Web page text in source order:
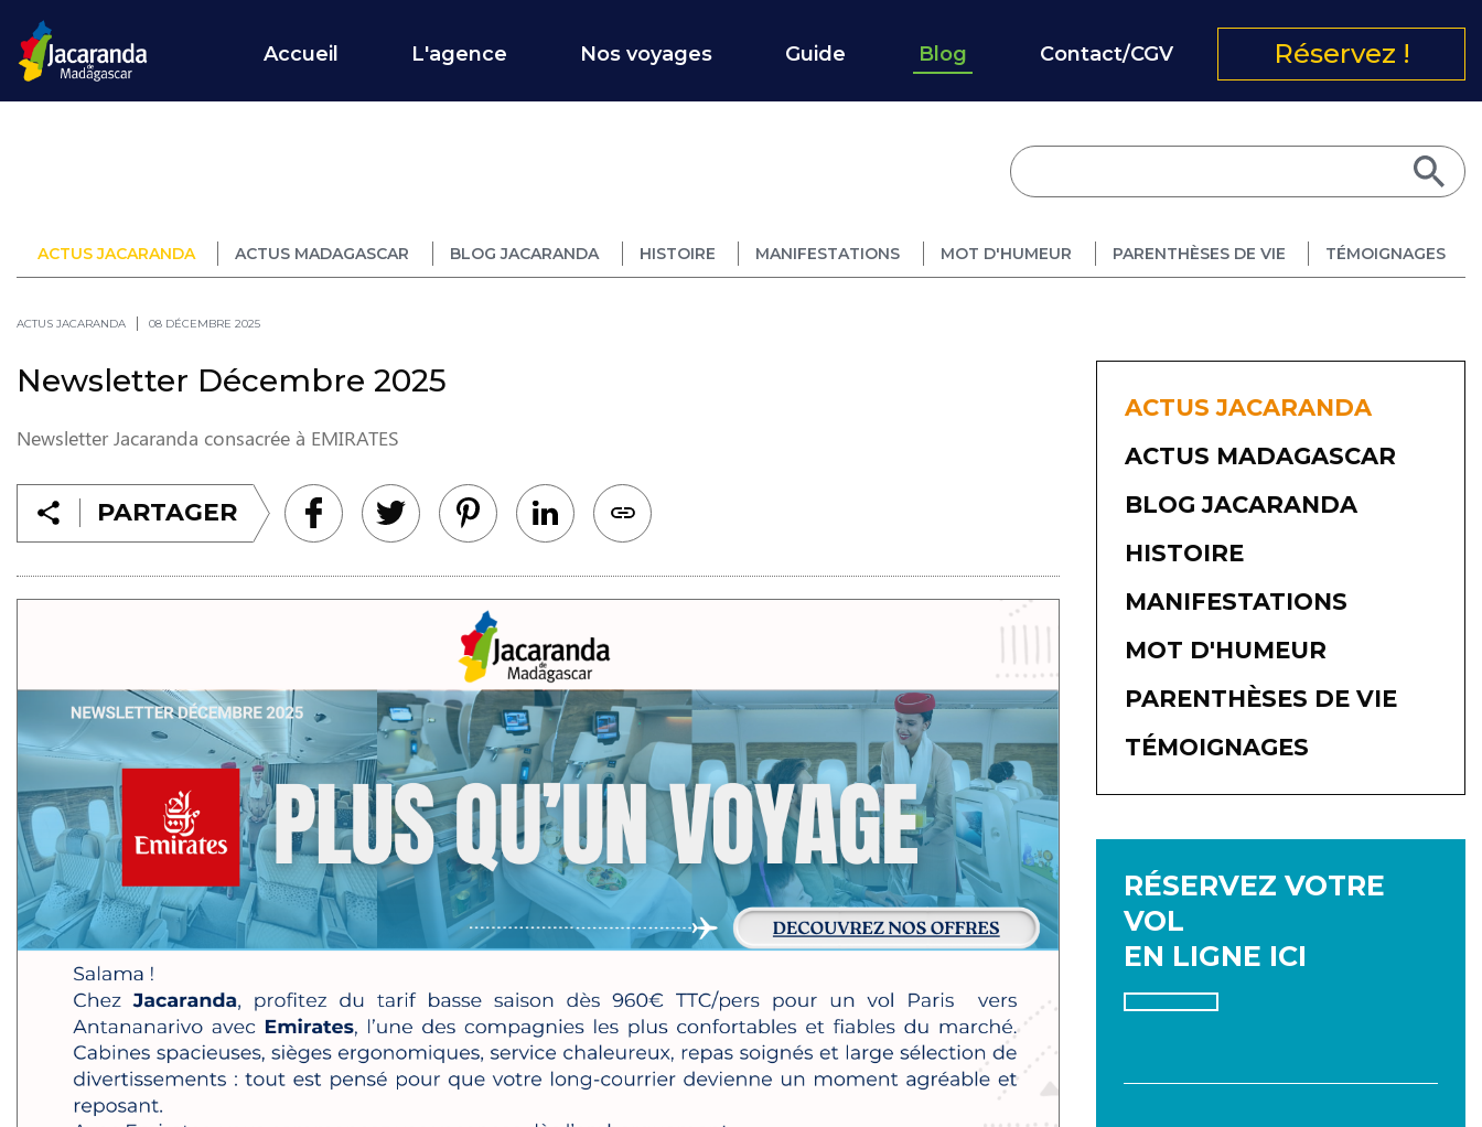
Accueil L'agence Nos voyages Guide Blog Contact/CGV Réservez !
ACTUS JACARANDA ACTUS MADAGASCAR BLOG JACARANDA HISTOIRE MANIFESTATIONS MOT D'HUMEUR PARENTHÈSES DE VIE TÉMOIGNAGES
ACTUS JACARANDA 08 DÉCEMBRE 2025
Newsletter Décembre 2025
Newsletter Jacaranda consacrée à EMIRATES
PARTAGER
ACTUS JACARANDA
ACTUS MADAGASCAR
BLOG JACARANDA
HISTOIRE
MANIFESTATIONS
MOT D'HUMEUR
PARENTHÈSES DE VIE
TÉMOIGNAGES
RÉSERVEZ VOTRE
VOL
EN LIGNE ICI